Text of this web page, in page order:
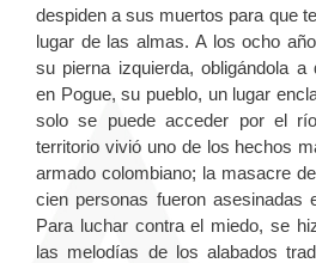
despiden a sus muertos para que
lugar de las almas. A los ocho
su pierna izquierda, obligándola a
en Pogue, su pueblo, un lugar
solo se puede acceder por el
territorio vivió uno de los hechos
armado colombiano; la masacre
cien personas fueron asesinadas
Para luchar contra el miedo, se
las melodías de los alabados